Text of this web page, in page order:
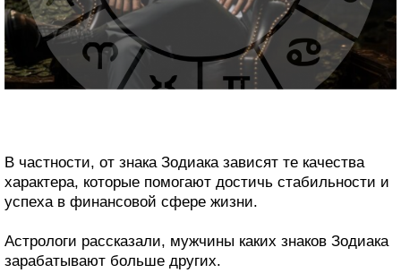
В частности, от знака Зодиака зависят те качества
характера, которые помогают достичь стабильности и
успеха в финансовой сфере жизни.
Астрологи рассказали, мужчины каких знаков Зодиака
зарабатывают больше других.